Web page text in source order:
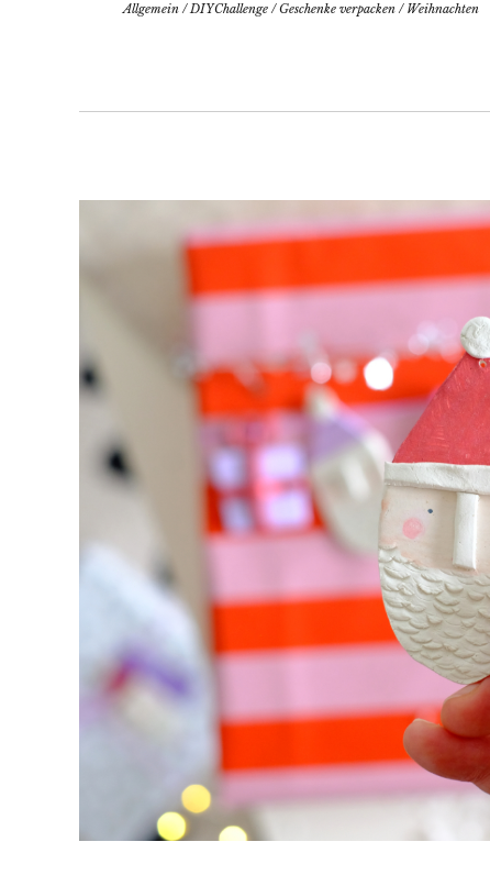
Allgemein /DIYChallenge /Geschenke verpacken / Weihnachten